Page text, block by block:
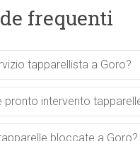
frequenti
tapparellista a Goro?
pronto intervento
bloccate a Goro?